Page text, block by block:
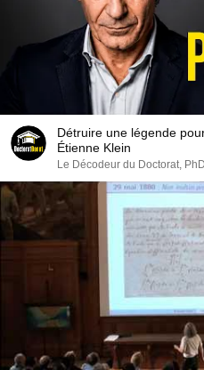
Détruire une légende
Étienne Klein
Le Décodeur du Doctorat, PhD